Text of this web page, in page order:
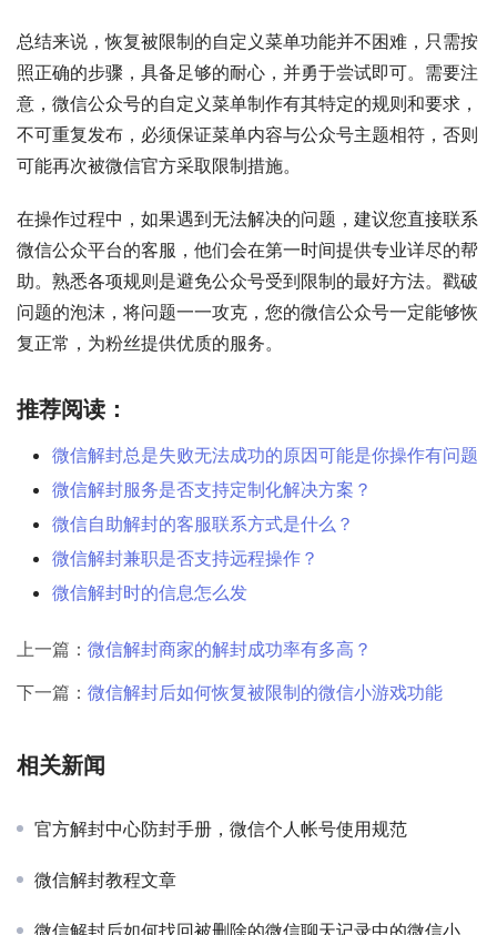
总结来说，恢复被限制的自定义菜单功能并不困难，只需按
照正确的步骤，具备足够的耐心，并勇于尝试即可。需要注
意，微信公众号的自定义菜单制作有其特定的规则和要求，
不可重复发布，必须保证菜单内容与公众号主题相符，否则
可能再次被微信官方采取限制措施。
在操作过程中，如果遇到无法解决的问题，建议您直接联系
微信公众平台的客服，他们会在第一时间提供专业详尽的帮
助。熟悉各项规则是避免公众号受到限制的最好方法。戳破
问题的泡沫，将问题一一攻克，您的微信公众号一定能够恢
复正常，为粉丝提供优质的服务。
推荐阅读：
微信解封总是失败无法成功的原因可能是你操作有问题
微信解封服务是否支持定制化解决方案？
微信自助解封的客服联系方式是什么？
微信解封兼职是否支持远程操作？
微信解封时的信息怎么发
上一篇： 微信解封商家的解封成功率有多高？
下一篇： 微信解封后如何恢复被限制的微信小游戏功能
相关新闻
官方解封中心防封手册，微信个人帐号使用规范
微信解封教程文章
微信解封后如何找回被删除的微信聊天记录中的微信小程序公共服务记录